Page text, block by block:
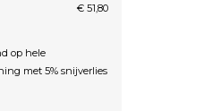
€ 51,80
op hele
met 5% snijverlies